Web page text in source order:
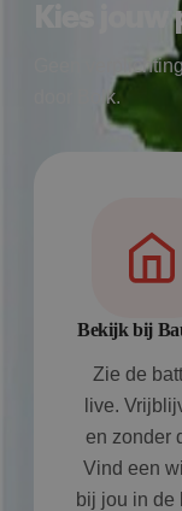
Kies
Geen
door Bolk.
Bekijk bij
Zie de
live.
en zonder
Vind een
bij jou in de